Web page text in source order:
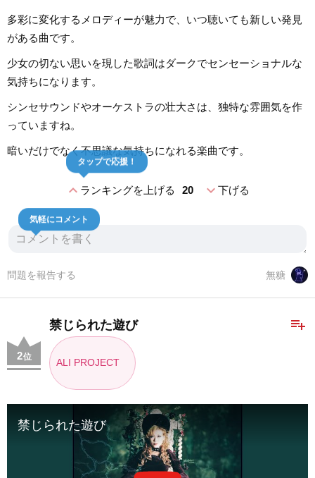
多彩に変化するメロディーが魅力で、いつ聴いても新しい発見
がある曲です。
少女の切ない思いを現した歌詞はダークでセンセーショナルな
気持ちになります。
シンセサウンドやオーケストラの壮大さは、独特な雰囲気を作
っていますね。
暗いだけでなく不思議な気持ちになれる楽曲です。
expand_lessランキングを上げる 20
タップで応援！
expand_more下げる
気軽にコメント
無糖
問題を報告する
playlist_add
禁じられた遊び
ALI PROJECT
2位
禁じられた遊び